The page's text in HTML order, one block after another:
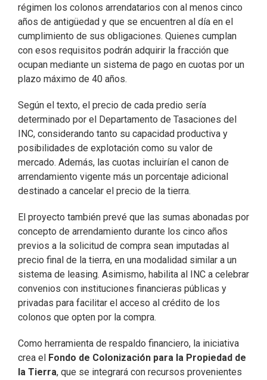
régimen los colonos arrendatarios con al menos cinco
años de antigüedad y que se encuentren al día en el
cumplimiento de sus obligaciones. Quienes cumplan
con esos requisitos podrán adquirir la fracción que
ocupan mediante un sistema de pago en cuotas por un
plazo máximo de 40 años.
Según el texto, el precio de cada predio sería
determinado por el Departamento de Tasaciones del
INC, considerando tanto su capacidad productiva y
posibilidades de explotación como su valor de
mercado. Además, las cuotas incluirían el canon de
arrendamiento vigente más un porcentaje adicional
destinado a cancelar el precio de la tierra.
El proyecto también prevé que las sumas abonadas por
concepto de arrendamiento durante los cinco años
previos a la solicitud de compra sean imputadas al
precio final de la tierra, en una modalidad similar a un
sistema de leasing. Asimismo, habilita al INC a celebrar
convenios con instituciones financieras públicas y
privadas para facilitar el acceso al crédito de los
colonos que opten por la compra.
Como herramienta de respaldo financiero, la iniciativa
crea el
Fondo de Colonización para la Propiedad de
la Tierra, que se integrará con recursos provenientes